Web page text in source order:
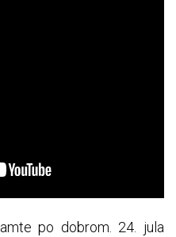
po dobrom. 24. jula